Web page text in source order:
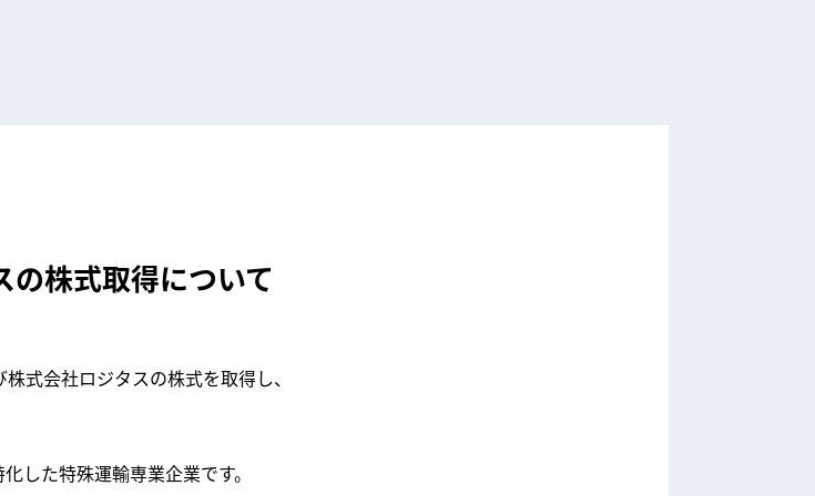
株式取得について
式会社ロジタスの株式を取得し、
した特殊運輸専業企業です。